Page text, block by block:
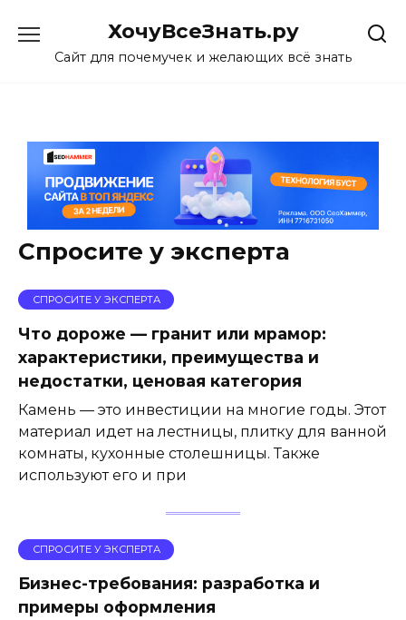
content
ХочуВсеЗнать.ру
Сайт для почемучек и желающих всё знать
Спросите у эксперта
СПРОСИТЕ У ЭКСПЕРТА
Что дороже — гранит или мрамор:
характеристики, преимущества и
недостатки, ценовая категория
Камень — это инвестиции на многие годы. Этот
материал идет на лестницы, плитку для ванной
комнаты, кухонные столешницы. Также
используют его и при
СПРОСИТЕ У ЭКСПЕРТА
Бизнес-требования: разработка и
примеры оформления